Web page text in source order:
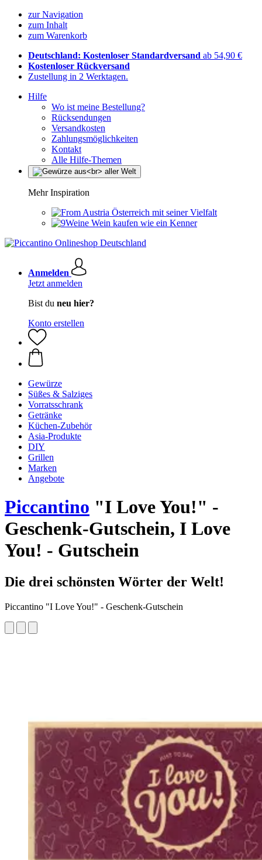
zur Navigation
zum Inhalt
zum Warenkorb
Deutschland: Kostenloser Standardversand ab 54,90 €
Kostenloser Rückversand
Zustellung in 2 Werktagen.
Hilfe
Wo ist meine Bestellung?
Rücksendungen
Versandkosten
Zahlungsmöglichkeiten
Kontakt
Alle Hilfe-Themen
Mehr Inspiration
Österreich mit seiner Vielfalt
Wein kaufen wie ein Kenner
Anmelden
Jetzt anmelden
Bist du neu hier?
Konto erstellen
Gewürze
Süßes & Salziges
Vorratsschrank
Getränke
Küchen-Zubehör
Asia-Produkte
DIY
Grillen
Marken
Angebote
Piccantino "I Love You!" -
Geschenk-Gutschein, I Love
You! - Gutschein
Die drei schönsten Wörter der Welt!
Piccantino "I Love You!" - Geschenk-Gutschein